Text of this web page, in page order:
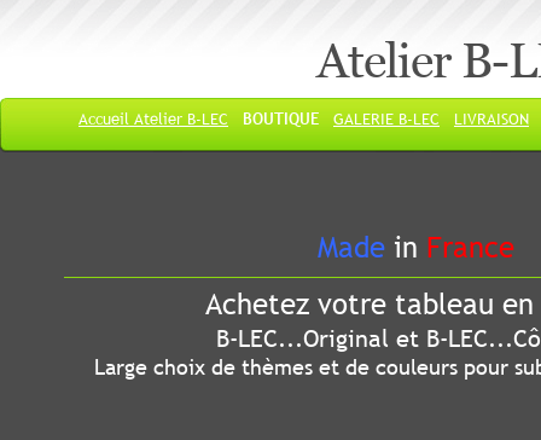
Atelier B-
Accueil Atelier B-LEC BOUTIQUE GALERIE B-LEC LIVRAISON
Made in France
Achetez votre tableau
B-LEC...Original et B-
Large choix de thèmes et de couleurs pour